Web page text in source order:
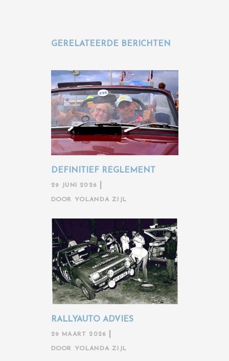
GERELATEERDE BERICHTEN
DEFINITIEF REGLEMENT
29 JUNI 2026
DOOR YOLANDA ZIJL
RALLYAUTO ADVIES
29 MAART 2026
DOOR YOLANDA ZIJL